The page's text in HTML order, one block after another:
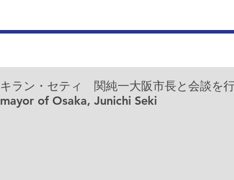
キラン・セティ 関純一大阪市長と会談を
mayor of Osaka, Junichi Seki